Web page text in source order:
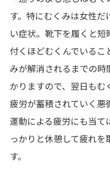
す。特にむくみは女性
い症状。靴下を履くと
付くほどむくんでいるこ
みが解消されるまでの
かりますので、翌日もむ
疲労が蓄積されていく悪
運動による疲労にも当て
っかりと休憩して疲れ
す。